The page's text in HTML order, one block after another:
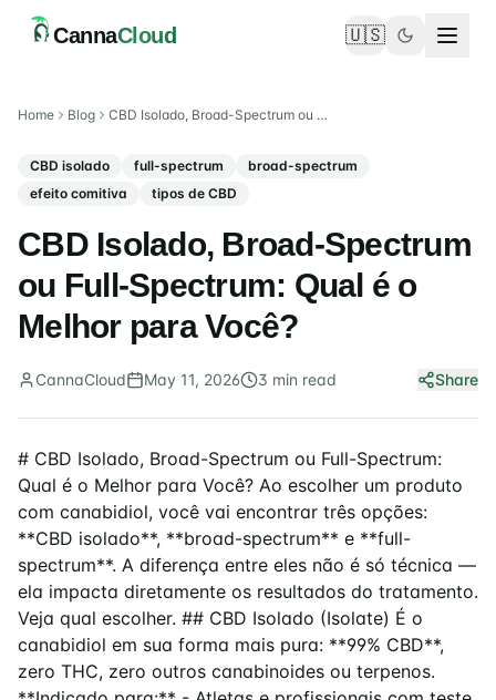
CannaCloud 🇺🇸Toggle language
Home Blog CBD Isolado, Broad-Spectrum ou Full-Spectrum: Qual é o Melhor para Você?
CBD isolado full-spectrum
broad-spectrum
efeito comitiva
tipos de CBD
CBD Isolado, Broad-Spectrum
ou Full-Spectrum: Qual é o
Melhor para Você?
CannaCloud May 11, 2026 3 min read Share
# CBD Isolado, Broad-Spectrum ou Full-Spectrum:
Qual é o Melhor para Você? Ao escolher um produto
com canabidiol, você vai encontrar três opções:
**CBD isolado**, **broad-spectrum** e **full-
spectrum**. A diferença entre eles não é só técnica —
ela impacta diretamente os resultados do tratamento.
Veja qual escolher. ## CBD Isolado (Isolate) É o
canabidiol em sua forma mais pura: **99% CBD**,
zero THC, zero outros canabinoides ou terpenos.